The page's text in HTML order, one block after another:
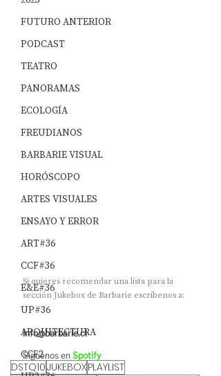
FUTURO ANTERIOR
PODCAST
TEATRO
PANORAMAS
ECOLOGÍA
FREUDIANOS
BARBARIE VISUAL
HORÓSCOPO
ARTES VISUALES
ENSAYO Y ERROR
ART#36
CCF#36
E&E#36
UP#36
ARQUITECTURA
CCF2
Si quieres recomendar una lista para la
sección Jukebox de Barbarie escríbenos a:
info@barbarie.cl
Síguenos en Spotify
DSTQ10JUKEBOXPLAYLIST